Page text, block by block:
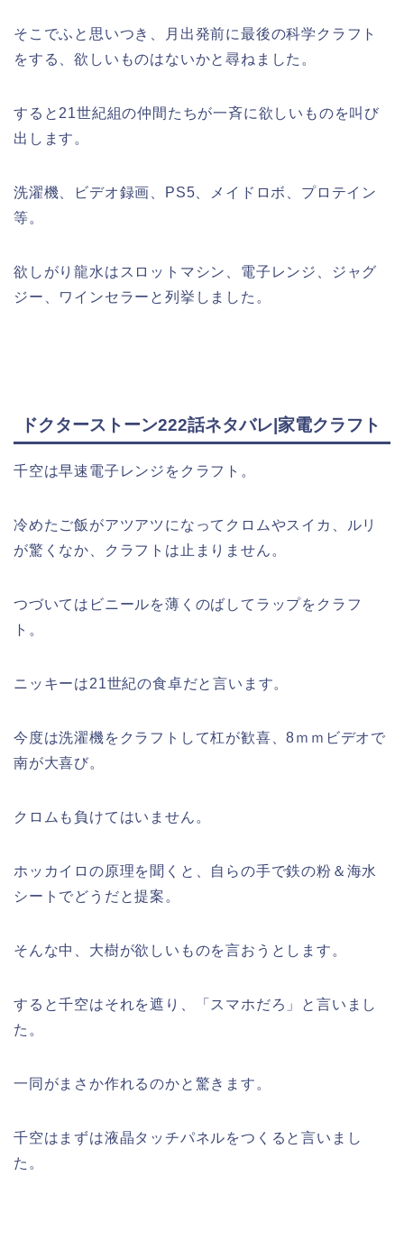
そこでふと思いつき、月出発前に最後の科学クラフト
をする、欲しいものはないかと尋ねました。
すると21世紀組の仲間たちが一斉に欲しいものを叫び
出します。
洗濯機、ビデオ録画、PS5、メイドロボ、プロテイン
等。
欲しがり龍水はスロットマシン、電子レンジ、ジャグ
ジー、ワインセラーと列挙しました。
ドクターストーン222話ネタバレ|家電クラフト
千空は早速電子レンジをクラフト。
冷めたご飯がアツアツになってクロムやスイカ、ルリ
が驚くなか、クラフトは止まりません。
つづいてはビニールを薄くのばしてラップをクラフ
ト。
ニッキーは21世紀の食卓だと言います。
今度は洗濯機をクラフトして杠が歓喜、8ｍｍビデオで
南が大喜び。
クロムも負けてはいません。
ホッカイロの原理を聞くと、自らの手で鉄の粉＆海水
シートでどうだと提案。
そんな中、大樹が欲しいものを言おうとします。
すると千空はそれを遮り、「スマホだろ」と言いまし
た。
一同がまさか作れるのかと驚きます。
千空はまずは液晶タッチパネルをつくると言いまし
た。